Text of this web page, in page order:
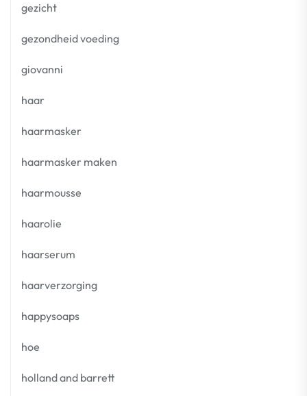
gezicht
gezondheid voeding
giovanni
haar
haarmasker
haarmasker maken
haarmousse
haarolie
haarserum
haarverzorging
happysoaps
hoe
holland and barrett